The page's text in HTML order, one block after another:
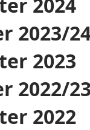
2023/
2023
2022/23
2022